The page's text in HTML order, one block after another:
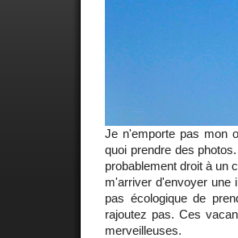
Je n'emporte pas mon
quoi prendre des
probablement droit à un
m'arriver d'envoyer une
pas écologique de
rajoutez pas. Ces
merveilleuses.